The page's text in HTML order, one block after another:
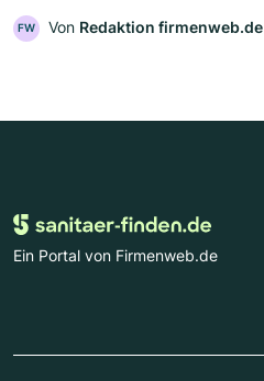
FW Von Redaktion firmenweb.de
Ein Portal von Firmenweb.de